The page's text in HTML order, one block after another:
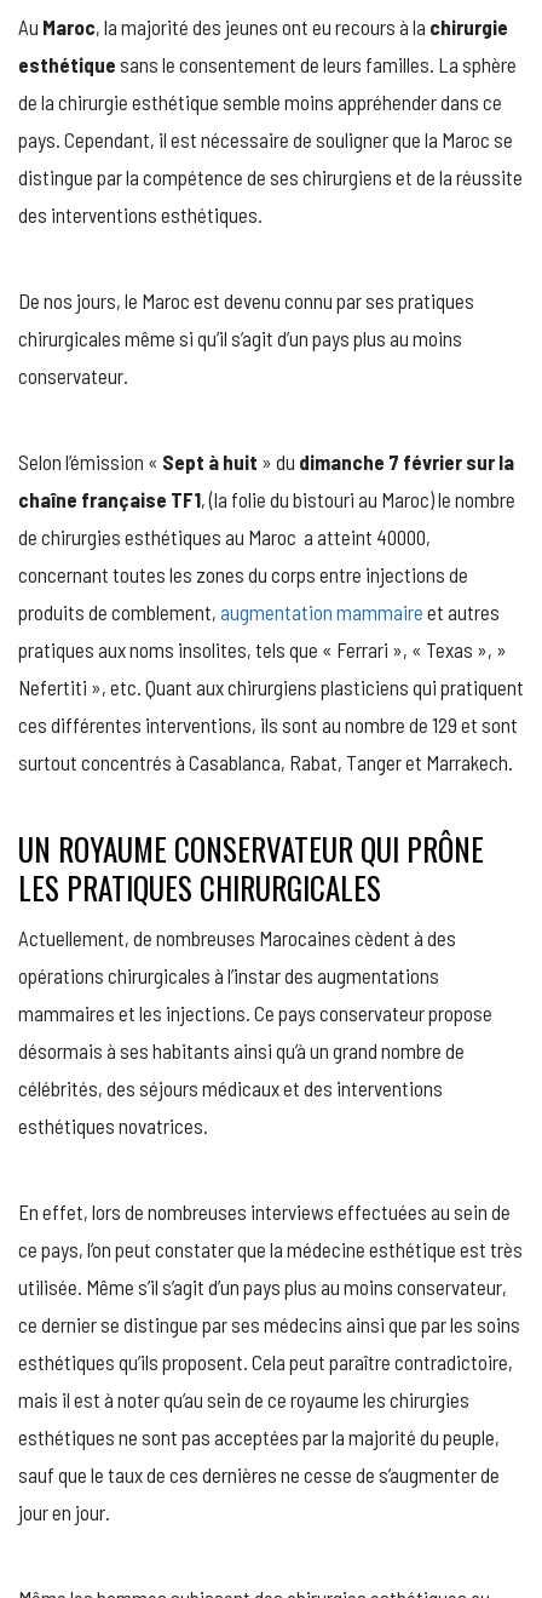
MAROC
TOILE
SEPT
Au Maroc, la majorité des jeunes ont eu recours à la chirurgie
esthétique sans le consentement de leurs familles. La sphère
de la chirurgie esthétique semble moins appréhender dans ce
pays. Cependant, il est nécessaire de souligner que la Maroc se
distingue par la compétence de ses chirurgiens et de la réussite
des interventions esthétiques.
De nos jours, le Maroc est devenu connu par ses pratiques
chirurgicales même si qu’il s’agit d’un pays plus au moins
conservateur.
Selon l’émission « Sept à huit » du dimanche 7 février sur la
chaîne française TF1, (la folie du bistouri au Maroc) le nombre
de chirurgies esthétiques au Maroc a atteint 40000,
concernant toutes les zones du corps entre injections de
produits de comblement, augmentation mammaire et autres
pratiques aux noms insolites, tels que « Ferrari », « Texas », »
Nefertiti », etc. Quant aux chirurgiens plasticiens qui pratiquent
ces différentes interventions, ils sont au nombre de 129 et sont
surtout concentrés à Casablanca, Rabat, Tanger et Marrakech.
UN ROYAUME CONSERVATEUR QUI PRÔNE
LES PRATIQUES CHIRURGICALES
Actuellement, de nombreuses Marocaines cèdent à des
opérations chirurgicales à l’instar des augmentations
mammaires et les injections. Ce pays conservateur propose
désormais à ses habitants ainsi qu’à un grand nombre de
célébrités, des séjours médicaux et des interventions
esthétiques novatrices.
En effet, lors de nombreuses interviews effectuées au sein de
ce pays, l’on peut constater que la médecine esthétique est très
utilisée. Même s’il s’agit d’un pays plus au moins conservateur,
ce dernier se distingue par ses médecins ainsi que par les soins
esthétiques qu’ils proposent. Cela peut paraître contradictoire,
mais il est à noter qu’au sein de ce royaume les chirurgies
esthétiques ne sont pas acceptées par la majorité du peuple,
sauf que le taux de ces dernières ne cesse de s’augmenter de
jour en jour.